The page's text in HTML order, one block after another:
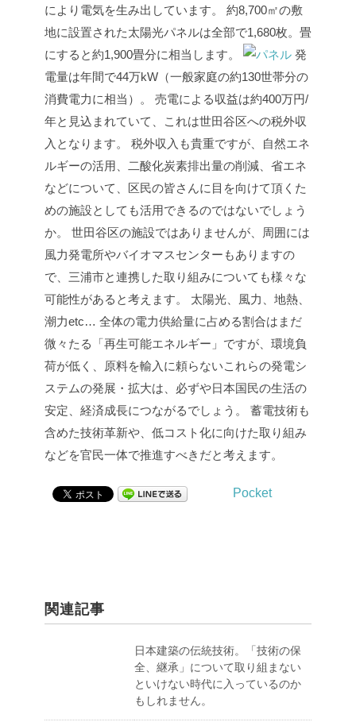
により電気を生み出しています。
約8,700㎡の敷
地に設置された太陽光パネルは全部で1,680枚。畳
にすると約1,900畳分に相当します。
発
電量は年間で44万kW（一般家庭の約130世帯分の
消費電力に相当）。
売電による収益は約400万円/
年と見込まれていて、これは世田谷区への税外収
入となります。
税外収入も貴重ですが、自然エネ
ルギーの活用、二酸化炭素排出量の削減、省エネ
などについて、区民の皆さんに目を向けて頂くた
めの施設としても活用できるのではないでしょう
か。
世田谷区の施設ではありませんが、周囲には
風力発電所やバイオマスセンターもありますの
で、三浦市と連携した取り組みについても様々な
可能性があると考えます。
太陽光、風力、地熱、
潮力etc… 全体の電力供給量に占める割合はまだ
微々たる「再生可能エネルギー」ですが、環境負
荷が低く、原料を輸入に頼らないこれらの発電シ
ステムの発展・拡大は、必ずや日本国民の生活の
安定、経済成長につながるでしょう。
蓄電技術も
含めた技術革新や、低コスト化に向けた取り組み
などを官民一体で推進すべきだと考えます。
Pocket
関連記事
日本建築の伝統技術。「技術の保
全、継承」について取り組まない
といけない時代に入っているのか
もしれません。